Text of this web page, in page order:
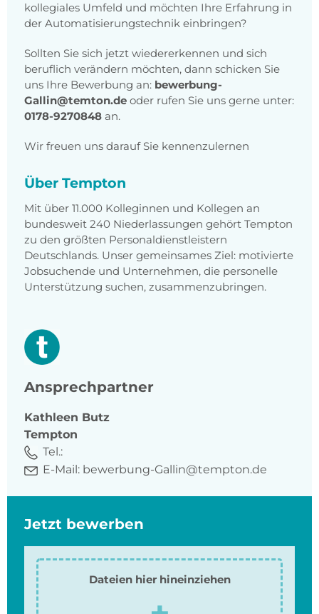
kollegiales Umfeld und möchten Ihre Erfahrung in
der Automatisierungstechnik einbringen?
Sollten Sie sich jetzt wiedererkennen und sich
beruflich verändern möchten, dann schicken Sie
uns Ihre Bewerbung an: bewerbung-
Gallin@temton.de oder rufen Sie uns gerne unter:
0178-9270848 an.
Wir freuen uns darauf Sie kennenzulernen
Über Tempton
Mit über 11.000 Kolleginnen und Kollegen an
bundesweit 240 Niederlassungen gehört Tempton
zu den größten Personaldienstleistern
Deutschlands. Unser gemeinsames Ziel: motivierte
Jobsuchende und Unternehmen, die personelle
Unterstützung suchen, zusammenzubringen.
Ansprechpartner
Kathleen Butz
Tempton
Tel.:
E-Mail: bewerbung-Gallin@tempton.de
Jetzt bewerben
Dateien hier hineinziehen